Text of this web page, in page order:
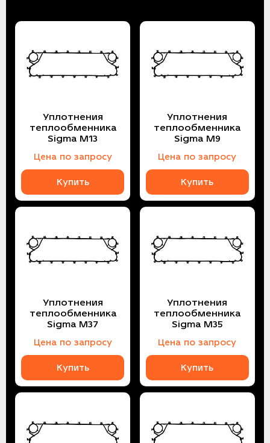
Уплотнения
теплообменника
Sigma M13
Цена по запросу
Купить
Уплотнения
теплообменника
Sigma M9
Цена по запросу
Купить
Уплотнения
теплообменника
Sigma M37
Цена по запросу
Купить
Уплотнения
теплообменника
Sigma M35
Цена по запросу
Купить